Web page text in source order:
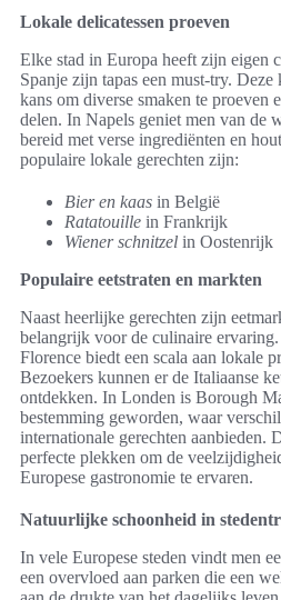
Lokale delicatessen proeven
Elke stad in Europa heeft zijn eigen
Spanje zijn tapas een must-try.
kans om diverse smaken te proeven
delen. In Napels geniet men van de
bereid met verse ingrediënten en
populaire lokale gerechten zijn:
Bier en kaas in België
Ratatouille in Frankrijk
Wiener schnitzel in Oostenrijk
Populaire eetstraten en markten
Naast heerlijke gerechten zijn
belangrijk voor de culinaire
Florence biedt een scala aan lokale
Bezoekers kunnen er de Italiaanse
ontdekken. In Londen is Borough
bestemming geworden, waar
internationale gerechten aanbieden.
perfecte plekken om de
Europese gastronomie te ervaren.
Natuurlijke schoonheid in
In vele Europese steden vindt men
een overvloed aan parken die een